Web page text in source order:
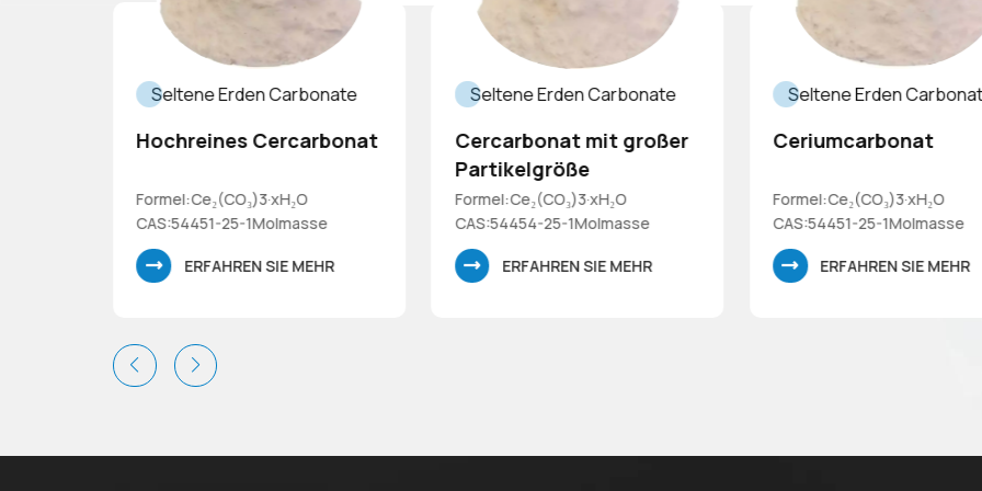
Seltene Erden Carbonate
Hochreines Cercarbonat
Formel:Ce₂(CO₃)3·xH₂O
CAS:54451-25-1Molmasse
460,26 (wasserfrei) Hochreines
Cercarbonat-Hydrat
ERFAHREN SIE MEHR
Seltene Erden Carbonate
Cercarbonat mit großer
Partikelgröße
Formel:Ce₂(CO₃)3·xH₂O
CAS:54454-25-1Molmasse
460,26 (auf wasserfreier Basis)
Cercarbonathydrat mit großer
ERFAHREN SIE MEHR
Seltene Erden
Ceriumcarbonat
Formel:Ce₂(CO₃)3·xH₂O
CAS:54451-25-1Molmasse
460,26 (wasserfrei)
Cercarbonat-Hydrat
ERFAHREN SIE MEHR